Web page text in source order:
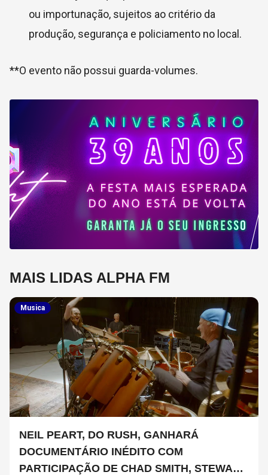
ou importunação, sujeitos ao critério da
produção, segurança e policiamento no local.
**O evento não possui guarda-volumes.
MAIS LIDAS ALPHA FM
Musica
NEIL PEART, DO RUSH, GANHARÁ
DOCUMENTÁRIO INÉDITO COM
PARTICIPAÇÃO DE CHAD SMITH, STEWART